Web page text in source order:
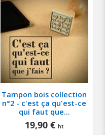
Tampon bois collection
n°2 - c'est ça qu'est-ce
qui faut que...
19,90 €